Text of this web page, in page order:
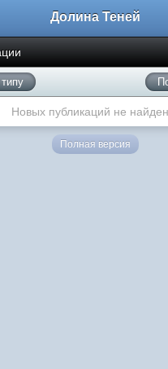
Долина Теней
Новых публикаций не
Полная версия